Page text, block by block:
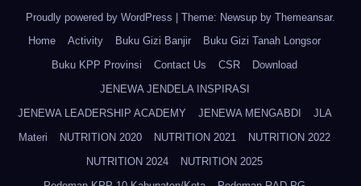
Proudly powered by WordPress Theme: Newsup by Themeansar.
Home
Activity Buku Gizi Banjir
Buku Gizi Tanah Longsor
Buku KPP Provinsi
Contact Us CSR
Download
JENEWA JENDELA INSPIRASI
JENEWA LEADERSHIP ACADEMY
JENEWA MENGABDI
JLA
Materi
NUTRITION 2020 NUTRITION 2021
NUTRITION 2022
NUTRITION 2024
NUTRITION 2025